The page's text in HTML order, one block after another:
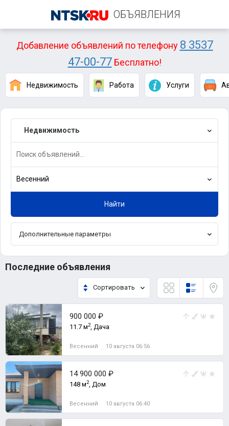
ОБЪЯВЛЕНИЯ
Добавление объявлений по телефону 8 3537
47-00-77Бесплатно!
Недвижимость Работа Услуги
Недвижимость
Весенний
Найти
Дополнительные параметры
Последние объявления
Сортировать
900 000 ₽
11.7 м2, Дача
Весенний 10 августа 06:56
14 900 000 ₽
148 м2, Дом
Весенний 10 августа 06:40